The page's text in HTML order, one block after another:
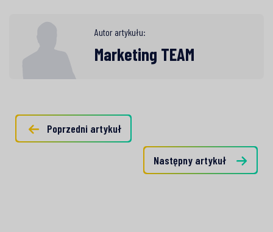
Autor artykułu:
Marketing TEAM
Poprzedni artykuł
Następny artykuł